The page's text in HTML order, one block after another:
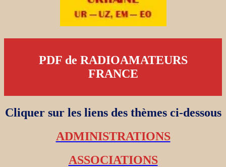
PDF de RADIOAMATEURS
FRANCE
Cliquer sur les liens des thèmes ci-dessous
ADMINISTRATIONS
ASSOCIATIONS